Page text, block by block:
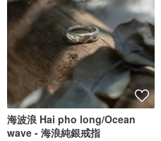
海波浪 Hai pho long/Ocean
wave - 海浪純銀戒指